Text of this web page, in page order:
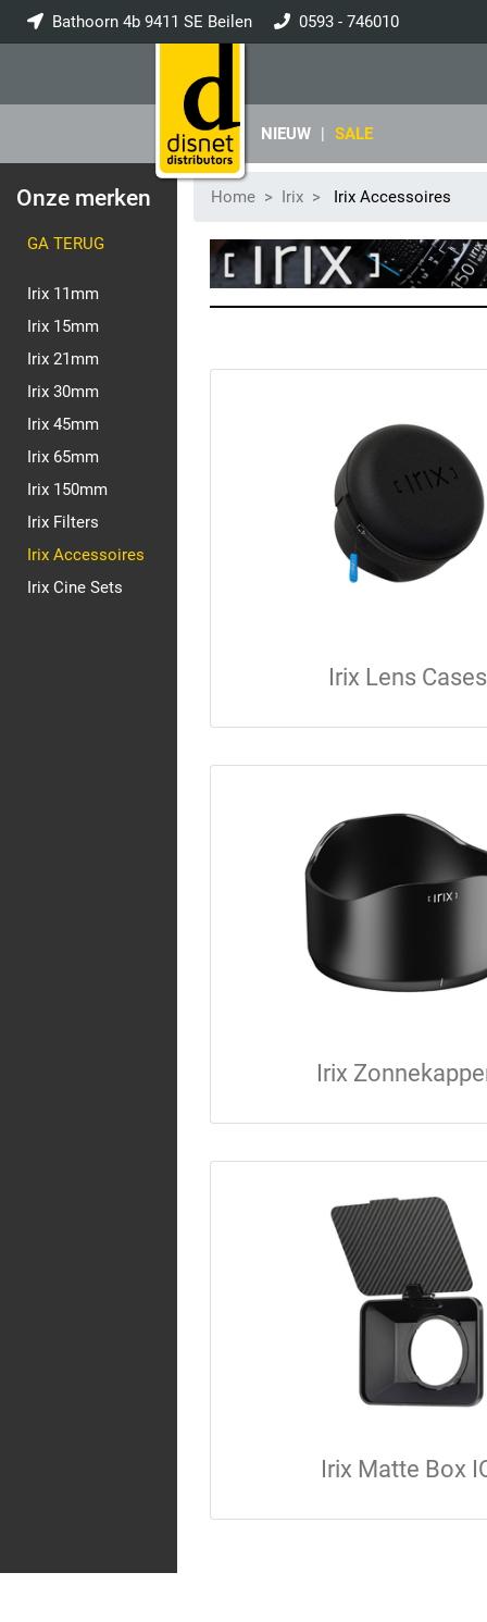
Bathoorn 4b 9411 SE Beilen 0593 - 746010
NIEUW | SALE
Onze merken
GA TERUG
Irix 11mm
Irix 15mm
Irix 21mm
Irix 30mm
Irix 45mm
Irix 65mm
Irix 150mm
Irix Filters
Irix Accessoires
Irix Cine Sets
Home Irix Irix Accessoires
Irix Lens Cases
Irix
Irix Matte Box